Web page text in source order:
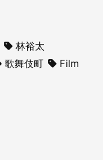
林裕太
歌舞伎町
Film